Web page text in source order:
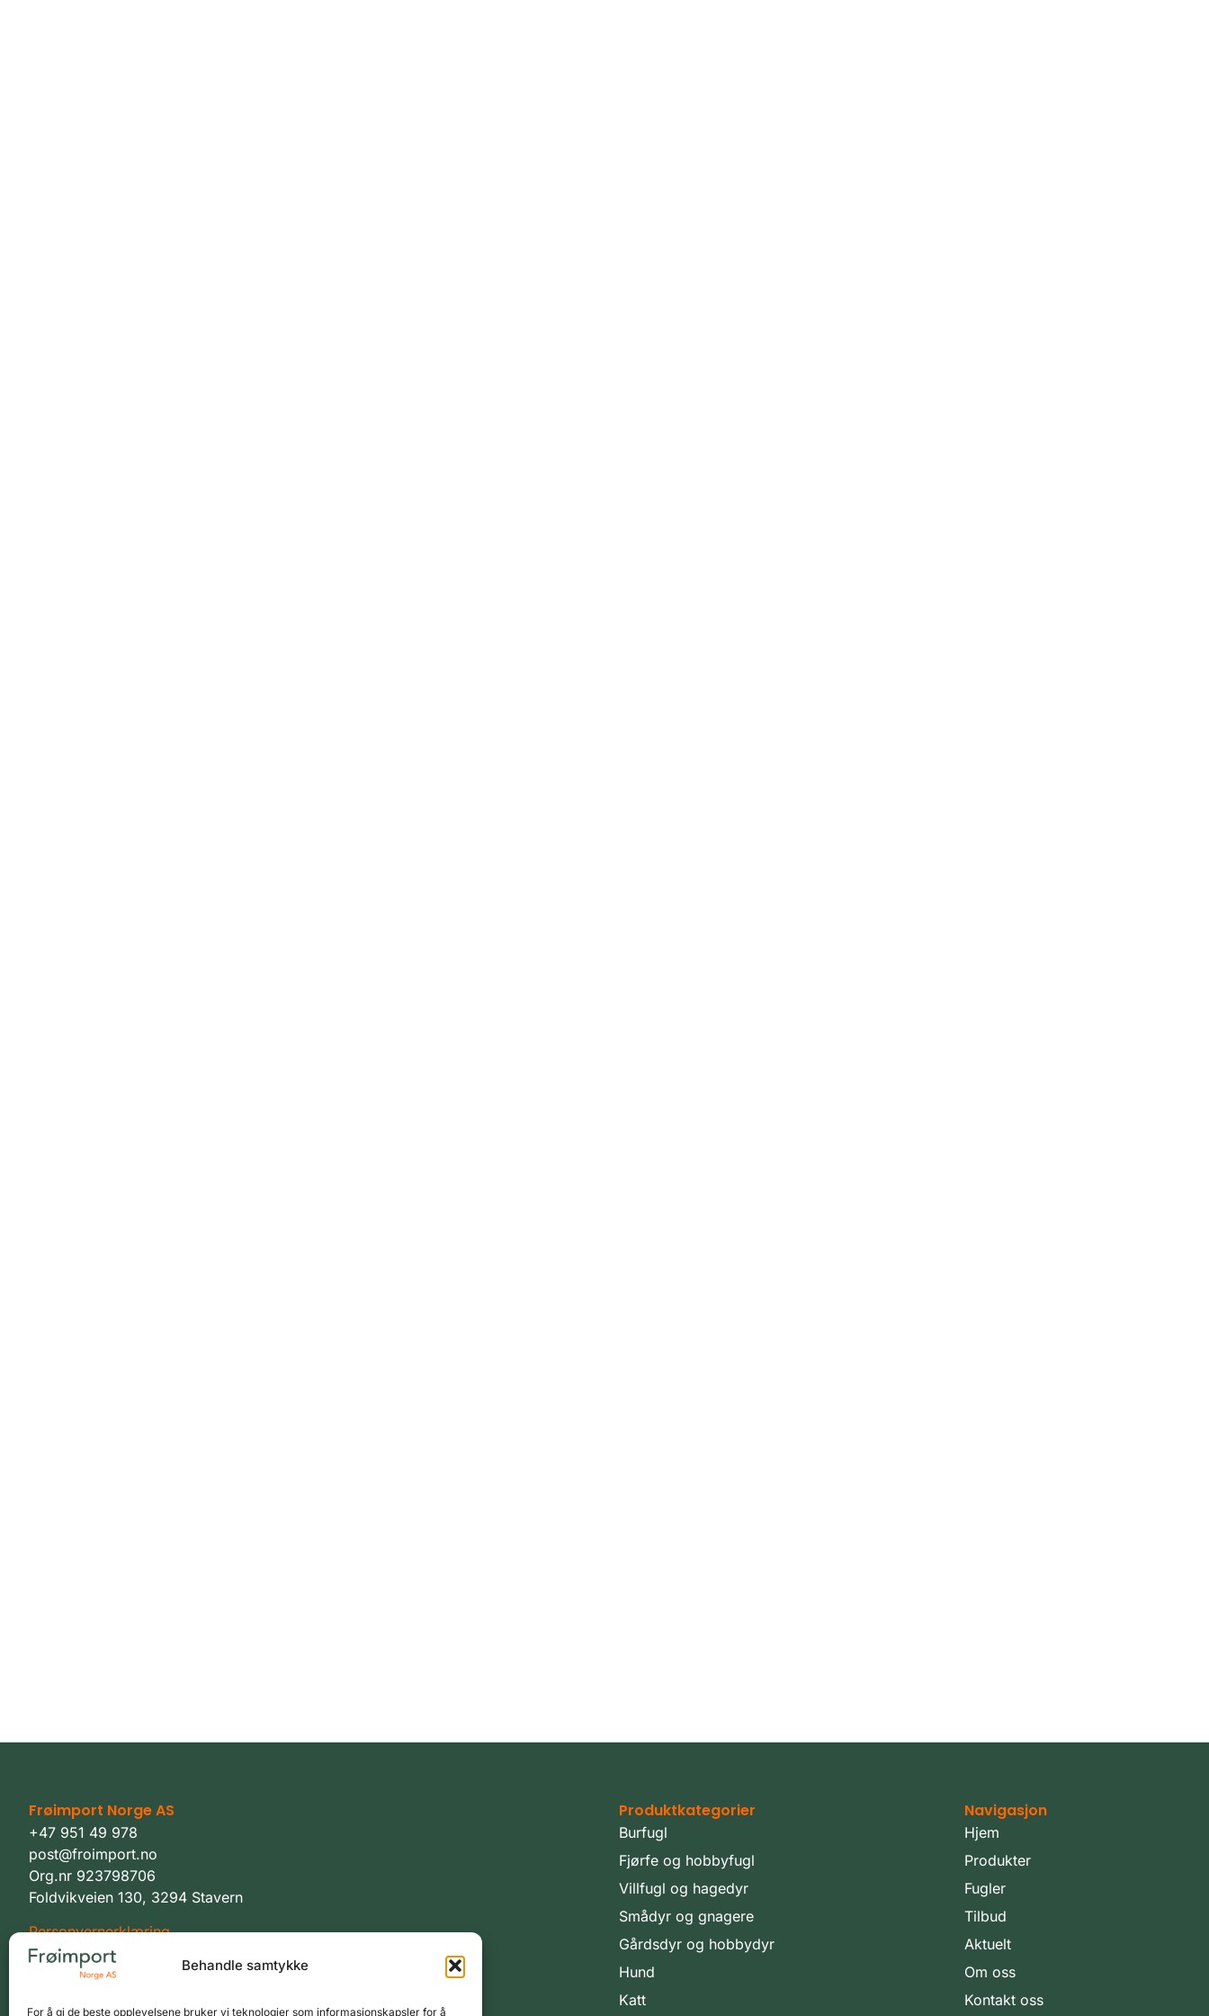
Behandle samtykke
For å gi de beste opplevelsene bruker vi teknologier som informasjonskapsler for å
Frøimport Norge AS
+47 951 49 978
post@froimport.no
Org.nr 923798706
Foldvikveien 130, 3294 Stavern
Personvernerklæring
Vilkår
Produktkategorier
Burfugl
Fjørfe og hobbyfugl
Villfugl og hagedyr
Smådyr og gnagere
Gårdsdyr og hobbydyr
Hund
Katt
Navigasjon
Hjem
Produkter
Fugler
Tilbud
Aktuelt
Om oss
Kontakt oss